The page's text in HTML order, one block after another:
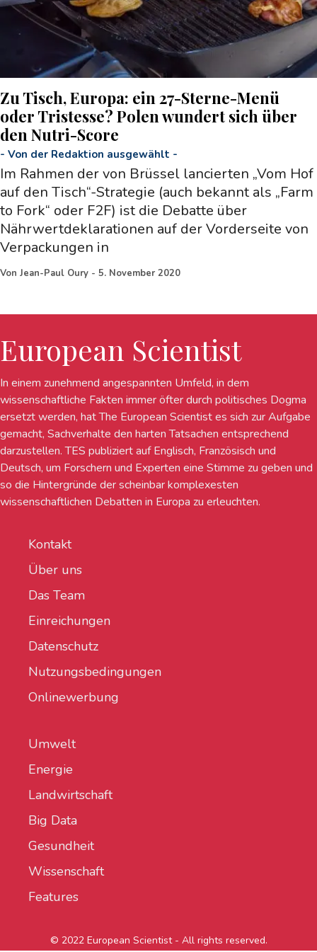
Zu Tisch, Europa: ein 27-Sterne-Menü
oder Tristesse? Polen wundert sich über
den Nutri-Score
- Von der Redaktion ausgewählt -
Im Rahmen der von Brüssel lancierten „Vom Hof
auf den Tisch“-Strategie (auch bekannt als „Farm
to Fork“ oder F2F) ist die Debatte über
Nährwertdeklarationen auf der Vorderseite von
Verpackungen in
Von Jean-Paul Oury - 5. November 2020
European Scientist
In einem zunehmend angespannten Umfeld, in dem
wissenschaftliche Fakten immer öfter durch politisches Dogma
ersetzt werden, hat The European Scientist es sich zur Aufgabe
gemacht, Sachverhalte den harten Tatsachen entsprechend
darzustellen. TES publiziert auf Englisch, Französisch und
Deutsch, um Forschern und Experten eine Stimme zu geben und
so die Hintergründe der scheinbar komplexesten
wissenschaftlichen Debatten in Europa zu erleuchten.
Kontakt
Über uns
Das Team
Einreichungen
Datenschutz
Nutzungsbedingungen
Onlinewerbung
Umwelt
Energie
Landwirtschaft
Big Data
Gesundheit
Wissenschaft
Features
© 2022 European Scientist - All rights reserved.